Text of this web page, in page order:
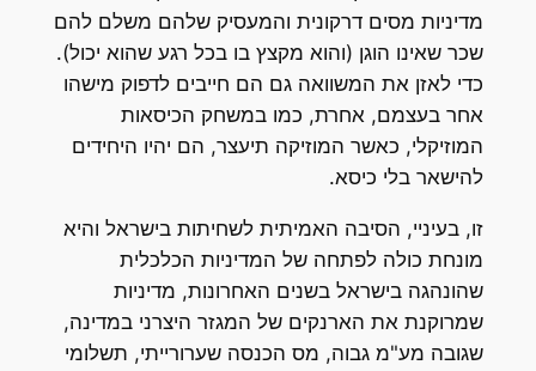
מדיניות מסים דרקונית והמעסיק שלהם משלם להם
שכר שאינו הוגן (והוא מקצץ בו בכל רגע שהוא יכול).
כדי לאזן את המשוואה גם הם חייבים לדפוק מישהו
אחר בעצמם, אחרת, כמו במשחק הכיסאות
המוזיקלי, כאשר המוזיקה תיעצר, הם יהיו היחידים
להישאר בלי כיסא.
זו, בעיניי, הסיבה האמיתית לשחיתות בישראל והיא
מונחת כולה לפתחה של המדיניות הכלכלית
שהונהגה בישראל בשנים האחרונות, מדיניות
שמרוקנת את הארנקים של המגזר היצרני במדינה,
שגובה מע"מ גבוה, מס הכנסה שערורייתי, תשלומי